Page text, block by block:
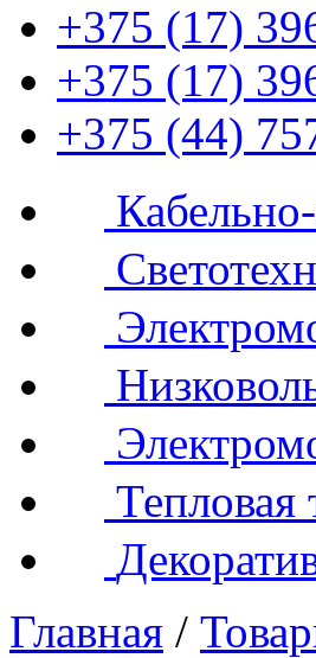
+375 (17)
+375 (17)
+375 (44)
Тепловая
Главная /